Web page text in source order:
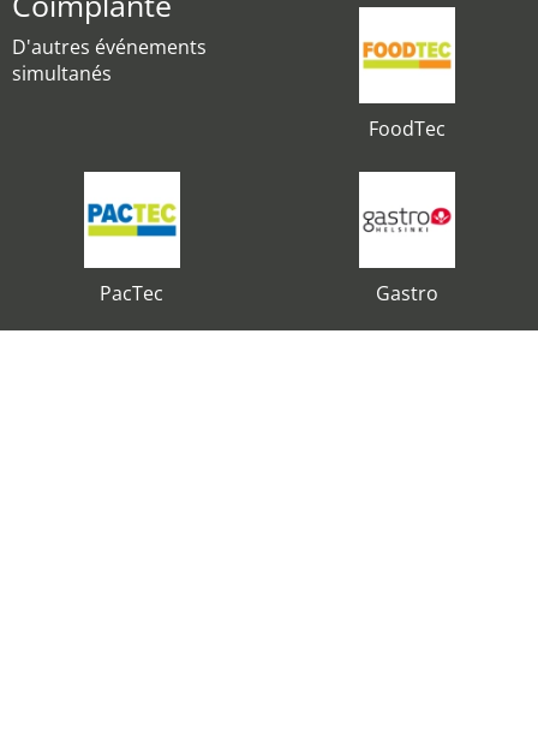
D'autres événements
simultanés
FoodTec
PacTec Gastro